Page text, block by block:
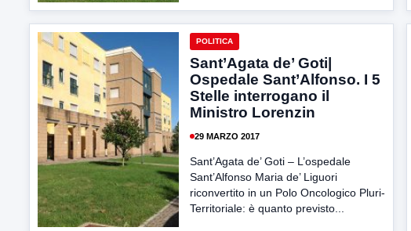
POLITICA
Sant’Agata de’ Goti|
Ospedale Sant’Alfonso. I 5
Stelle interrogano il
Ministro Lorenzin
29 MARZO 2017
Sant’Agata de’ Goti – L’ospedale
Sant’Alfonso Maria de’ Liguori
riconvertito in un Polo Oncologico Pluri-
Territoriale: è quanto previsto...